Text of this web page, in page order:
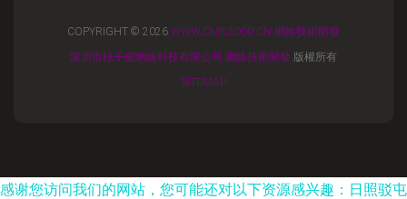
COPYRIGHT © 2026 WWW.CMIL2000.CN 網絡技術開發
深圳市桔子樹網絡科技有限公司 網絡技術開發 版權所有
SITEMAP
感谢您访问我们的网站，您可能还对以下资源感兴趣：日照驳屯